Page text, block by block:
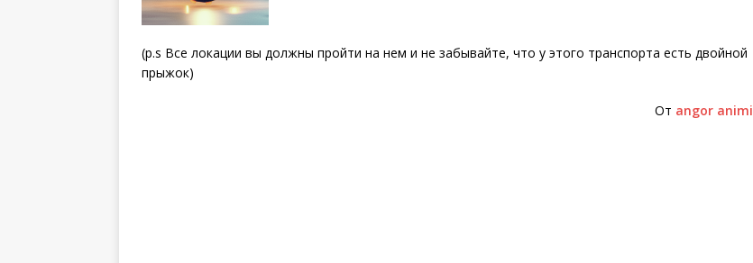
(p.s Все локации вы должны пройти на нем и не забывайте, что у этого транспорта есть двойной
прыжок)
От angor animi